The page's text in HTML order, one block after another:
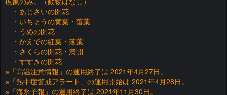
・あじさいの開花
・いちょうの黄葉・落葉
・うめの開花
・かえでの紅葉・落葉
・さくらの開花・満開
・すすきの開花
※「高温注意情報」の運用終了は 2021年4月27日。
※「熱中症警戒アラート」の運用開始は 2021年4月28日。
※「海氷予報」の運用終了は 2021年11月30日。